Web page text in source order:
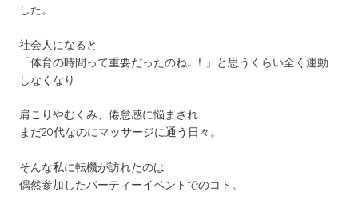
した。
社会人になると
「体育の時間って重要だったのね…！」と思うくらい全く運動
しなくなり
肩こりやむくみ、倦怠感に悩まされ
まだ20代なのにマッサージに通う日々。
そんな私に転機が訪れたのは
偶然参加したパーティーイベントでのコト。